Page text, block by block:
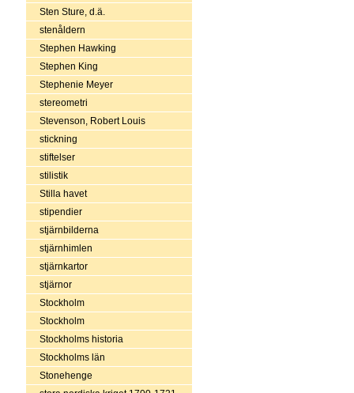
Sten Sture, d.ä.
stenåldern
Stephen Hawking
Stephen King
Stephenie Meyer
stereometri
Stevenson, Robert Louis
stickning
stiftelser
stilistik
Stilla havet
stipendier
stjärnbilderna
stjärnhimlen
stjärnkartor
stjärnor
Stockholm
Stockholm
Stockholms historia
Stockholms län
Stonehenge